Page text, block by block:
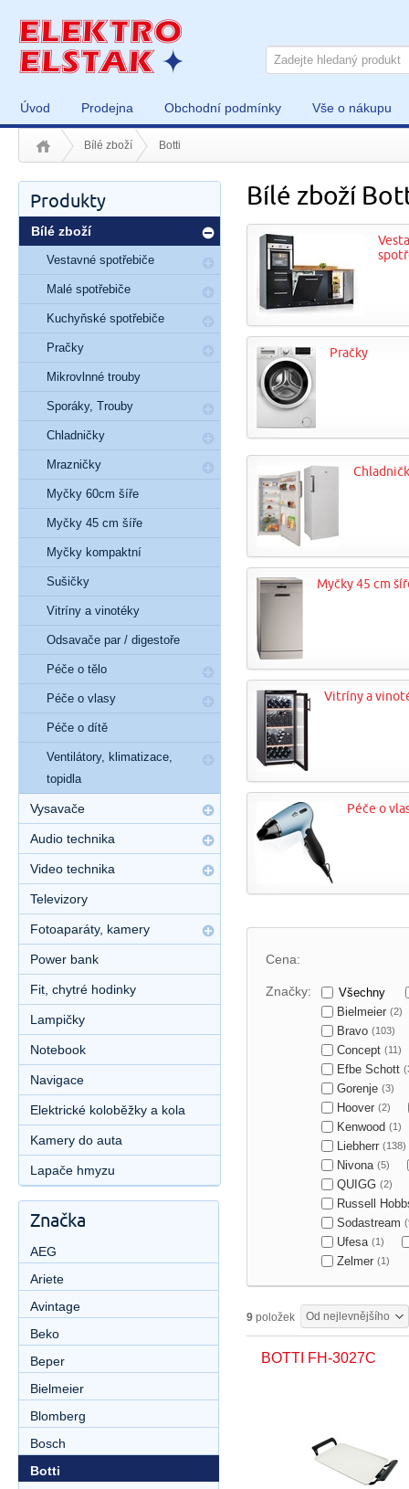
Úvod Prodejna Obchodní podmínky Vše o nákupu
Bílé zboží Botti
Bílé zboží
Pračky
Myčky 45 cm
Vitríny a
Péče o
Cena:
Značky:
Všechny
Bielmeier (2)
Bravo (103)
Concept (11)
Efbe Schott
Gorenje (3)
Hoover (2)
Kenwood (1)
Liebherr (138)
Nivona (5)
QUIGG (2)
Russell
Sodastream
Ufesa (1)
Zelmer (1)
9 položek Od nejlevnějšího
BOTTI FH-3027C
Produkty
Bílé zboží
Vestavné spotřebiče
Malé spotřebiče
Kuchyňské spotřebiče
Pračky
Mikrovlnné trouby
Sporáky, Trouby
Chladničky
Mrazničky
Myčky 60cm šíře
Myčky 45 cm šíře
Myčky kompaktní
Sušičky
Vitríny a vinotéky
Odsavače par / digestoře
Péče o tělo
Péče o vlasy
Péče o dítě
Ventilátory, klimatizace,
topidla
Vysavače
Audio technika
Video technika
Televizory
Fotoaparáty, kamery
Power bank
Fit, chytré hodinky
Lampičky
Notebook
Navigace
Elektrické koloběžky a kola
Kamery do auta
Lapače hmyzu
Značka
AEG
Ariete
Avintage
Beko
Beper
Bielmeier
Blomberg
Bosch
Botti